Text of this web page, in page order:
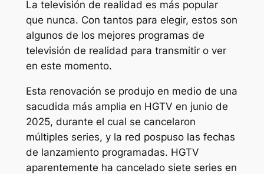
La televisión de realidad es más popular
que nunca. Con tantos para elegir, estos son
algunos de los mejores programas de
televisión de realidad para transmitir o ver
en este momento.
Esta renovación se produjo en medio de una
sacudida más amplia en HGTV en junio de
2025, durante el cual se cancelaron
múltiples series, y la red pospuso las fechas
de lanzamiento programadas. HGTV
aparentemente ha cancelado siete series en